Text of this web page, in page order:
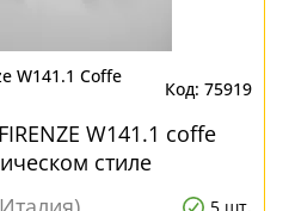
W141.1 Coffe
75919
W141.1 coffe
стиле